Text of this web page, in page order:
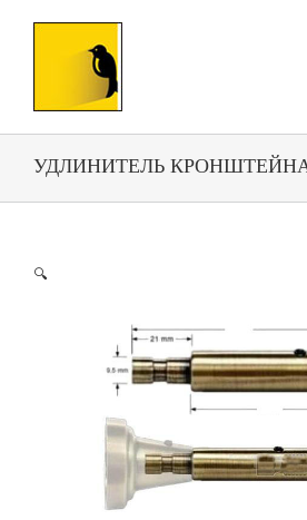
УДЛИНИТЕЛЬ КРОНШТЕЙНА
🔍